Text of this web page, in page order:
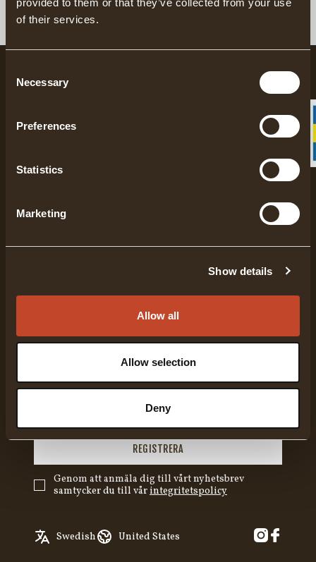
provided to them or that they’ve collected from your use
of their services.
Selection
Necessary
Preferences
Statistics
Marketing
Show details
Allow all
Allow selection
Deny
Gränsfors Bruk har tillverkat handsmidda yxor i
över 100 år. Varje yxa är specifikt utformad för
att uppfylla en bestämd funktion, med fokus på
hög kvalitet och användningsområde.
BESÖK OSS
ANMÄL DIG TILL VÅRT NYHETSBREV
REGISTRERA
Genom att anmäla dig till vårt nyhetsbrev
samtycker du till vårintegritetspolicy
Swedish
English
United States
Austria